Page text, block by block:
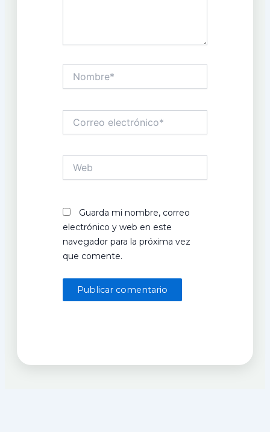
electrónico*
Guarda mi nombre, correo
electrónico y web en este
navegador para la próxima vez
que comente.